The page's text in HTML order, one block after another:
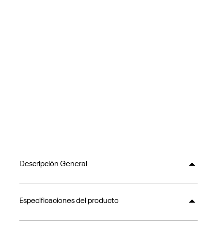
Descripción General
Especificaciones del producto